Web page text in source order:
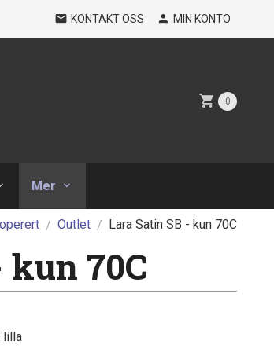
KONTAKT OSS MIN KONTO
0
Mer
Outlet Lara Satin SB - kun 70C
kun 70C
lilla